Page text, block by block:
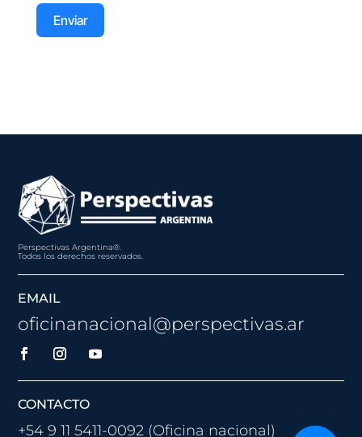
Enviar
Perspectivas Argentina®.
Todos los derechos reservados.
EMAIL
oficinanacional@perspectivas.ar
CONTACTO
+54 9 11 5411-0092 (Oficina nacional)